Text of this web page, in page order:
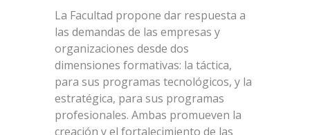
La Facultad propone dar respuesta a
las demandas de las empresas y
organizaciones desde dos
dimensiones formativas: la táctica,
para sus programas tecnológicos, y la
estratégica, para sus programas
profesionales. Ambas promueven la
creación y el fortalecimiento de las